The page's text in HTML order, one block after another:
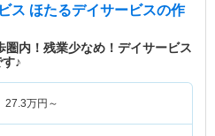
ス ほたるデイサービスの作
圏内！残業少なめ！デイサービス
♪
27.3万円～